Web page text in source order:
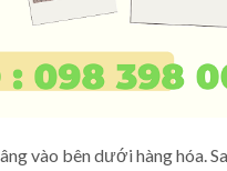
vào bên dưới hàng hóa.